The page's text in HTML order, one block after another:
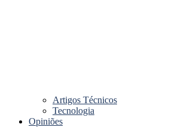
Artigos Técnicos
Tecnologia
Opiniões